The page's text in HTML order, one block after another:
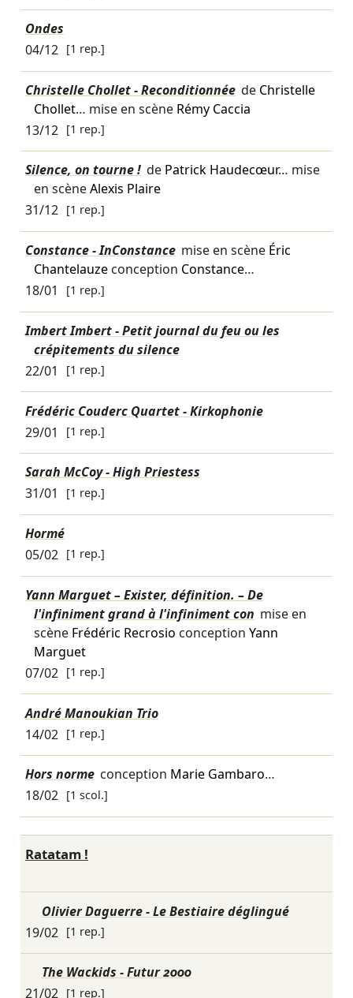
Ondes
04/12 [1 rep.]
Christelle Chollet - Reconditionnée de Christelle
Chollet… mise en scène Rémy Caccia
13/12 [1 rep.]
Silence, on tourne ! de Patrick Haudecœur… mise
en scèneAlexis Plaire
31/12 [1 rep.]
Constance - InConstance mise en scène Éric
Chantelauzeconception Constance…
18/01
[1 rep.]
Imbert Imbert - Petit journal du feu ou les
crépitements du silence
22/01
[1 rep.]
Frédéric Couderc Quartet - Kirkophonie
29/01
[1 rep.]
Sarah McCoy - High Priestess
31/01
[1 rep.]
Hormé
05/02 [1 rep.]
Yann Marguet – Exister, définition. – De
l'infiniment grand à l'infiniment con mise en
scène Frédéric Recrosio conception Yann
Marguet
07/02 [1 rep.]
André Manoukian Trio
14/02 [1 rep.]
Hors norme conception Marie Gambaro…
18/02 [1 scol.]
Ratatam !
Olivier Daguerre - Le Bestiaire déglingué
19/02 [1 rep.]
The Wackids - Futur 2000
21/02 [1 rep.]